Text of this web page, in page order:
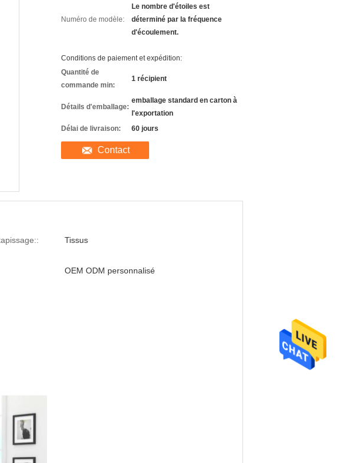
Numéro de modèle:
Le nombre d'étoiles est
déterminé par la fréquence
d'écoulement.
Conditions de paiement et expédition:
Quantité de
commande min:
1 récipient
Détails d'emballage:
emballage standard en carton à
l'exportation
Délai de livraison:
60 jours
Contact
Tissus
OEM ODM personnalisé